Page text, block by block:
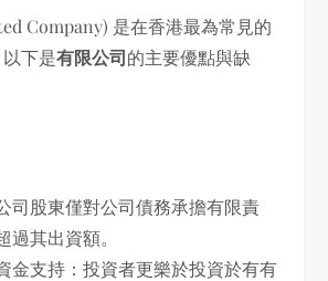
Company) 是在香港最為常見的
下是有限公司的主要優點與缺
司股東僅對公司債務承擔有限責
過其出資額。
金支持：投資者更樂於投資於有有